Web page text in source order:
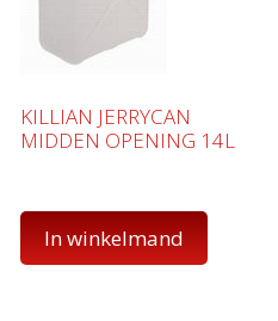
KILLIAN JERRYCAN
MIDDEN OPENING 14L
In winkelmand